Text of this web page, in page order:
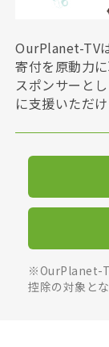
OurPlanet-TV
寄付を原動力
スポンサーと
に支援いただ
※OurPlanet-
控除の対象とな